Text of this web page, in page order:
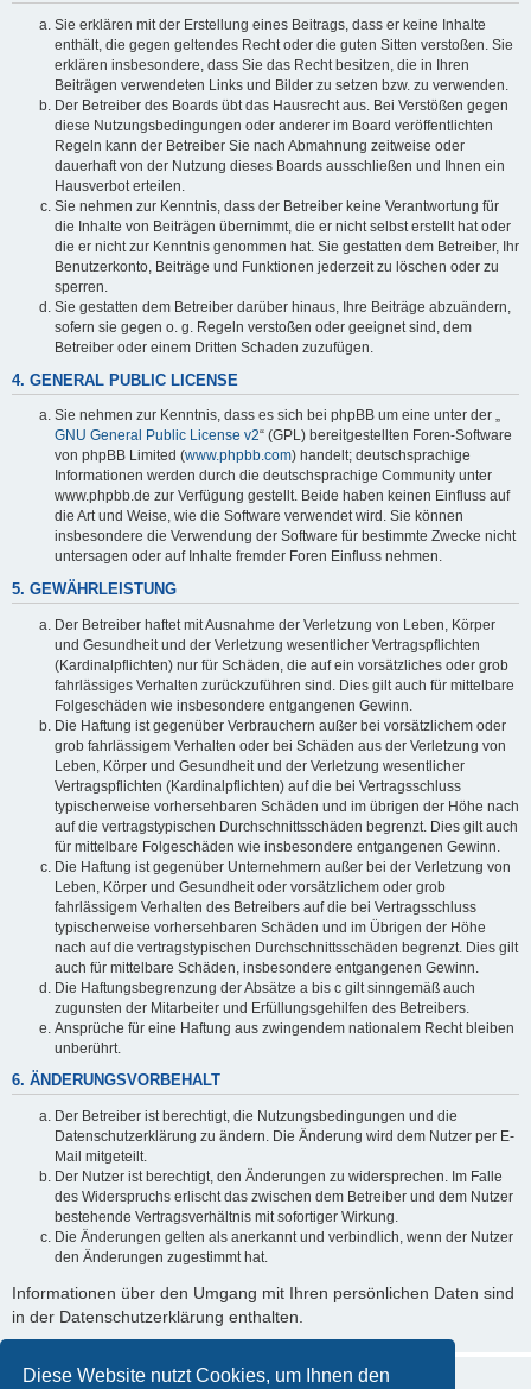
Diese Website nutzt Cookies, um Ihnen den
Sie erklären mit der Erstellung eines Beitrags, dass er keine Inhalte
enthält, die gegen geltendes Recht oder die guten Sitten verstoßen. Sie
erklären insbesondere, dass Sie das Recht besitzen, die in Ihren
Beiträgen verwendeten Links und Bilder zu setzen bzw. zu verwenden.
Der Betreiber des Boards übt das Hausrecht aus. Bei Verstößen gegen
diese Nutzungsbedingungen oder anderer im Board veröffentlichten
Regeln kann der Betreiber Sie nach Abmahnung zeitweise oder
dauerhaft von der Nutzung dieses Boards ausschließen und Ihnen ein
Hausverbot erteilen.
Sie nehmen zur Kenntnis, dass der Betreiber keine Verantwortung für
die Inhalte von Beiträgen übernimmt, die er nicht selbst erstellt hat oder
die er nicht zur Kenntnis genommen hat. Sie gestatten dem Betreiber, Ihr
Benutzerkonto, Beiträge und Funktionen jederzeit zu löschen oder zu
sperren.
Sie gestatten dem Betreiber darüber hinaus, Ihre Beiträge abzuändern,
sofern sie gegen o. g. Regeln verstoßen oder geeignet sind, dem
Betreiber oder einem Dritten Schaden zuzufügen.
4. GENERAL PUBLIC LICENSE
Sie nehmen zur Kenntnis, dass es sich bei phpBB um eine unter der „
GNU General Public License v2“ (GPL) bereitgestellten Foren-Software
von phpBB Limited (www.phpbb.com) handelt; deutschsprachige
Informationen werden durch die deutschsprachige Community unter
www.phpbb.de zur Verfügung gestellt. Beide haben keinen Einfluss auf
die Art und Weise, wie die Software verwendet wird. Sie können
insbesondere die Verwendung der Software für bestimmte Zwecke nicht
untersagen oder auf Inhalte fremder Foren Einfluss nehmen.
5. GEWÄHRLEISTUNG
Der Betreiber haftet mit Ausnahme der Verletzung von Leben, Körper
und Gesundheit und der Verletzung wesentlicher Vertragspflichten
(Kardinalpflichten) nur für Schäden, die auf ein vorsätzliches oder grob
fahrlässiges Verhalten zurückzuführen sind. Dies gilt auch für mittelbare
Folgeschäden wie insbesondere entgangenen Gewinn.
Die Haftung ist gegenüber Verbrauchern außer bei vorsätzlichem oder
grob fahrlässigem Verhalten oder bei Schäden aus der Verletzung von
Leben, Körper und Gesundheit und der Verletzung wesentlicher
Vertragspflichten (Kardinalpflichten) auf die bei Vertragsschluss
typischerweise vorhersehbaren Schäden und im übrigen der Höhe nach
auf die vertragstypischen Durchschnittsschäden begrenzt. Dies gilt auch
für mittelbare Folgeschäden wie insbesondere entgangenen Gewinn.
Die Haftung ist gegenüber Unternehmern außer bei der Verletzung von
Leben, Körper und Gesundheit oder vorsätzlichem oder grob
fahrlässigem Verhalten des Betreibers auf die bei Vertragsschluss
typischerweise vorhersehbaren Schäden und im Übrigen der Höhe
nach auf die vertragstypischen Durchschnittsschäden begrenzt. Dies gilt
auch für mittelbare Schäden, insbesondere entgangenen Gewinn.
Die Haftungsbegrenzung der Absätze a bis c gilt sinngemäß auch
zugunsten der Mitarbeiter und Erfüllungsgehilfen des Betreibers.
Ansprüche für eine Haftung aus zwingendem nationalem Recht bleiben
unberührt.
6. ÄNDERUNGSVORBEHALT
Der Betreiber ist berechtigt, die Nutzungsbedingungen und die
Datenschutzerklärung zu ändern. Die Änderung wird dem Nutzer per E-
Mail mitgeteilt.
Der Nutzer ist berechtigt, den Änderungen zu widersprechen. Im Falle
des Widerspruchs erlischt das zwischen dem Betreiber und dem Nutzer
bestehende Vertragsverhältnis mit sofortiger Wirkung.
Die Änderungen gelten als anerkannt und verbindlich, wenn der Nutzer
den Änderungen zugestimmt hat.
Informationen über den Umgang mit Ihren persönlichen Daten sind
in der Datenschutzerklärung enthalten.